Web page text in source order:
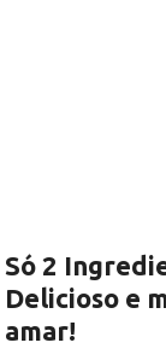
Só 2
Delicioso e
amar!